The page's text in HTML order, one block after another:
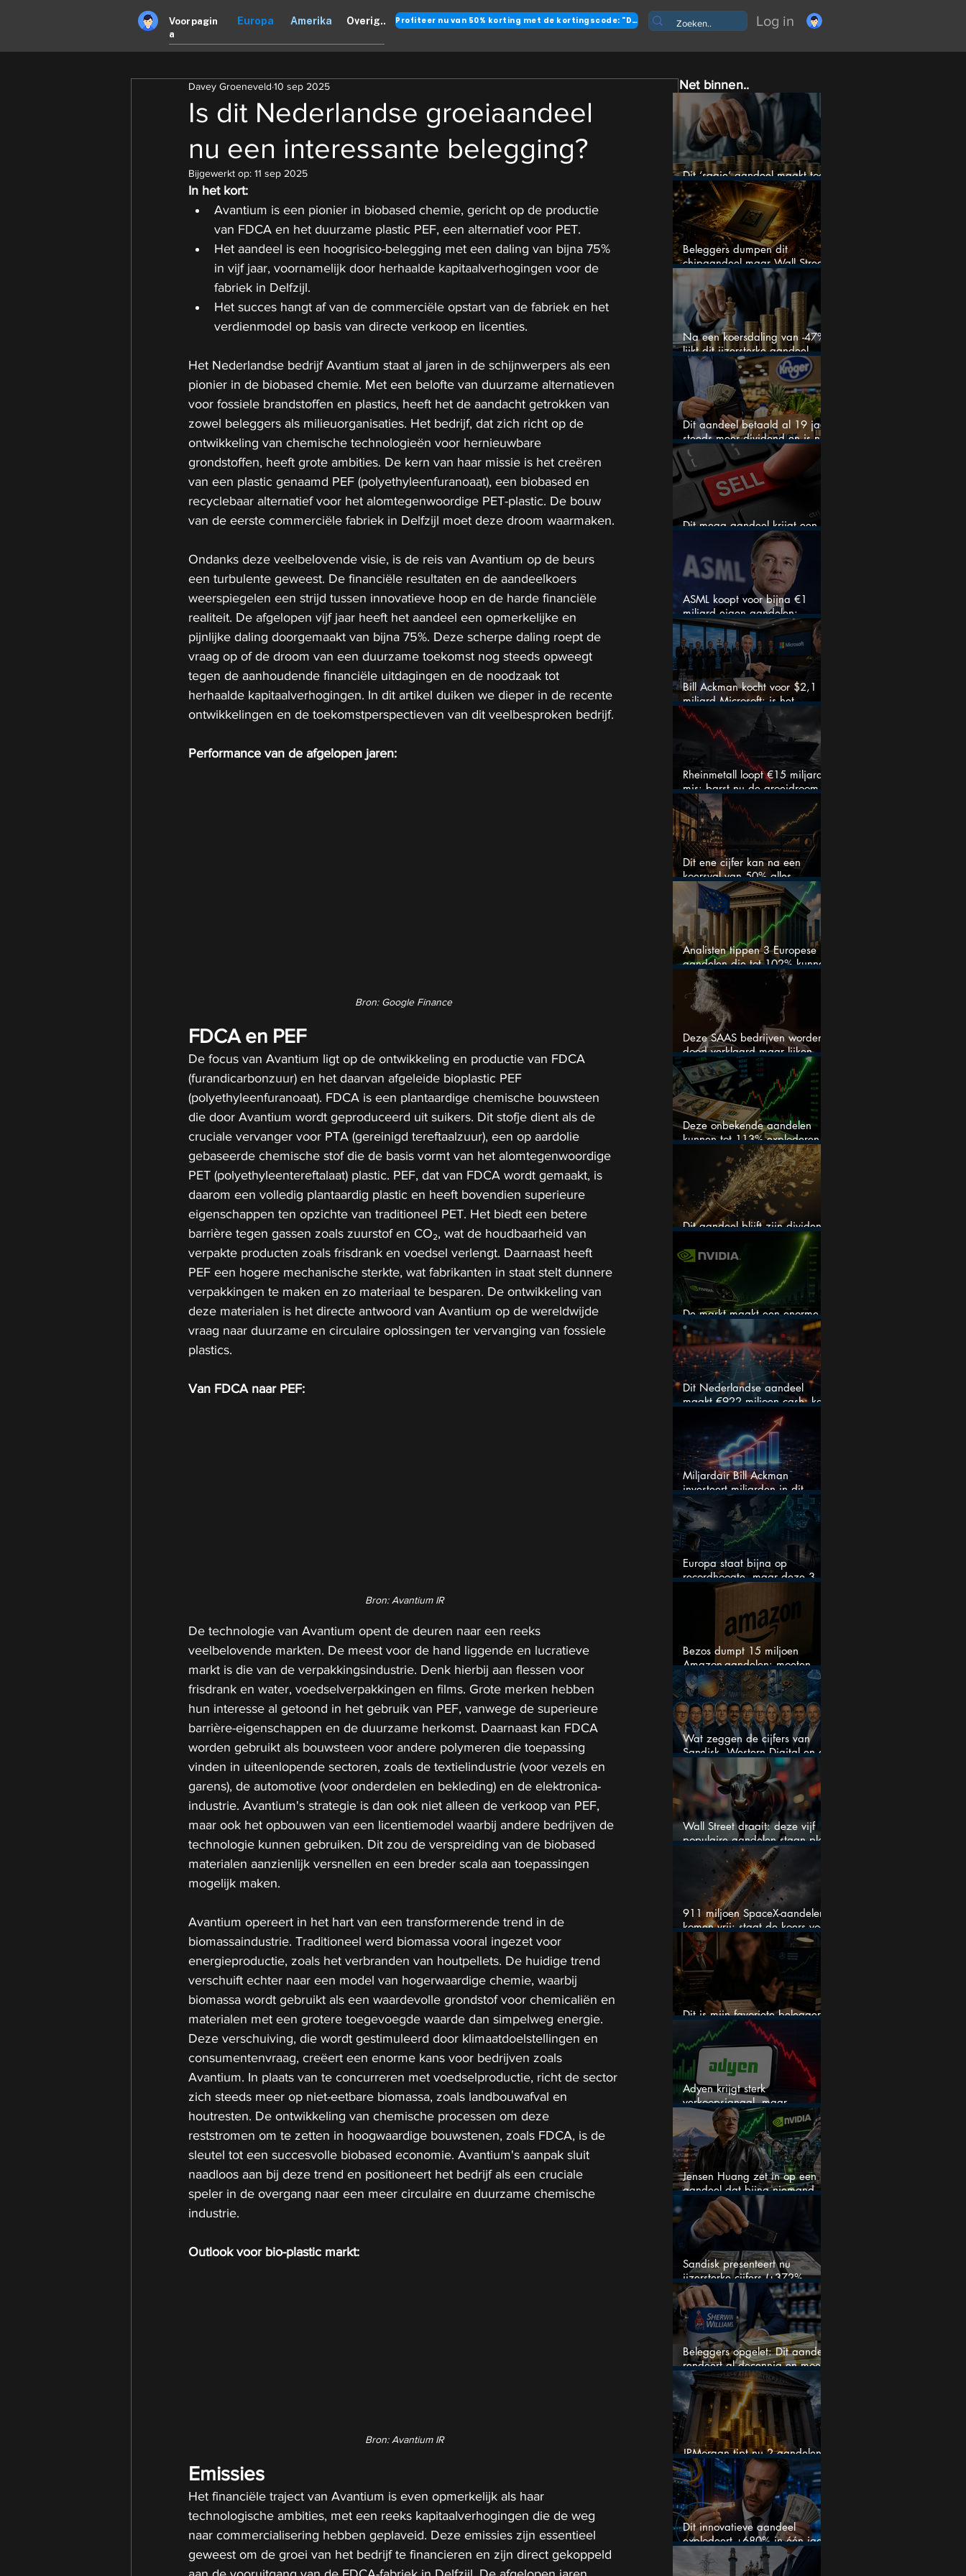
Voorpagin
a
Europa Amerika Overig.. Profiteer nu van 50% korting met de kortingscode: "DANK" Log in
Is dit Nederlandse groeiaandeel
nu een interessante belegging?
Davey Groeneveld 10 sep 2025
Bijgewerkt op: 11 sep 2025
In het kort:
Avantium is een pionier in biobased chemie, gericht op de productie
van FDCA en het duurzame plastic PEF, een alternatief voor PET.
Het aandeel is een hoogrisico-belegging met een daling van bijna 75%
in vijf jaar, voornamelijk door herhaalde kapitaalverhogingen voor de
fabriek in Delfzijl.
Het succes hangt af van de commerciële opstart van de fabriek en het
verdienmodel op basis van directe verkoop en licenties.
Het Nederlandse bedrijf Avantium staat al jaren in de schijnwerpers als een
pionier in de biobased chemie. Met een belofte van duurzame alternatieven
voor fossiele brandstoffen en plastics, heeft het de aandacht getrokken van
zowel beleggers als milieuorganisaties. Het bedrijf, dat zich richt op de
ontwikkeling van chemische technologieën voor hernieuwbare
grondstoffen, heeft grote ambities. De kern van haar missie is het creëren
van een plastic genaamd PEF (polyethyleenfuranoaat), een biobased en
recyclebaar alternatief voor het alomtegenwoordige PET-plastic. De bouw
van de eerste commerciële fabriek in Delfzijl moet deze droom waarmaken.
Ondanks deze veelbelovende visie, is de reis van Avantium op de beurs
een turbulente geweest. De financiële resultaten en de aandeelkoers
weerspiegelen een strijd tussen innovatieve hoop en de harde financiële
realiteit. De afgelopen vijf jaar heeft het aandeel een opmerkelijke en
pijnlijke daling doorgemaakt van bijna 75%. Deze scherpe daling roept de
vraag op of de droom van een duurzame toekomst nog steeds opweegt
tegen de aanhoudende financiële uitdagingen en de noodzaak tot
herhaalde kapitaalverhogingen. In dit artikel duiken we dieper in de recente
ontwikkelingen en de toekomstperspectieven van dit veelbesproken bedrijf.
Performance van de afgelopen jaren:
Bron: Google Finance
FDCA en PEF
De focus van Avantium ligt op de ontwikkeling en productie van FDCA
(furandicarbonzuur) en het daarvan afgeleide bioplastic PEF
(polyethyleenfuranoaat). FDCA is een plantaardige chemische bouwsteen
die door Avantium wordt geproduceerd uit suikers. Dit stofje dient als de
cruciale vervanger voor PTA (gereinigd tereftaalzuur), een op aardolie
gebaseerde chemische stof die de basis vormt van het alomtegenwoordige
PET (polyethyleentereftalaat) plastic. PEF, dat van FDCA wordt gemaakt, is
daarom een volledig plantaardig plastic en heeft bovendien superieure
eigenschappen ten opzichte van traditioneel PET. Het biedt een betere
barrière tegen gassen zoals zuurstof en CO₂, wat de houdbaarheid van
verpakte producten zoals frisdrank en voedsel verlengt. Daarnaast heeft
PEF een hogere mechanische sterkte, wat fabrikanten in staat stelt dunnere
verpakkingen te maken en zo materiaal te besparen. De ontwikkeling van
deze materialen is het directe antwoord van Avantium op de wereldwijde
vraag naar duurzame en circulaire oplossingen ter vervanging van fossiele
plastics.
Van FDCA naar PEF:
Bron: Avantium IR
De technologie van Avantium opent de deuren naar een reeks
veelbelovende markten. De meest voor de hand liggende en lucratieve
markt is die van de verpakkingsindustrie. Denk hierbij aan flessen voor
frisdrank en water, voedselverpakkingen en films. Grote merken hebben
hun interesse al getoond in het gebruik van PEF, vanwege de superieure
barrière-eigenschappen en de duurzame herkomst. Daarnaast kan FDCA
worden gebruikt als bouwsteen voor andere polymeren die toepassing
vinden in uiteenlopende sectoren, zoals de textielindustrie (voor vezels en
garens), de automotive (voor onderdelen en bekleding) en de elektronica-
industrie. Avantium's strategie is dan ook niet alleen de verkoop van PEF,
maar ook het opbouwen van een licentiemodel waarbij andere bedrijven de
technologie kunnen gebruiken. Dit zou de verspreiding van de biobased
materialen aanzienlijk versnellen en een breder scala aan toepassingen
mogelijk maken.
Avantium opereert in het hart van een transformerende trend in de
biomassaindustrie. Traditioneel werd biomassa vooral ingezet voor
energieproductie, zoals het verbranden van houtpellets. De huidige trend
verschuift echter naar een model van hogerwaardige chemie, waarbij
biomassa wordt gebruikt als een waardevolle grondstof voor chemicaliën en
materialen met een grotere toegevoegde waarde dan simpelweg energie.
Deze verschuiving, die wordt gestimuleerd door klimaatdoelstellingen en
consumentenvraag, creëert een enorme kans voor bedrijven zoals
Avantium. In plaats van te concurreren met voedselproductie, richt de sector
zich steeds meer op niet-eetbare biomassa, zoals landbouwafval en
houtresten. De ontwikkeling van chemische processen om deze
reststromen om te zetten in hoogwaardige bouwstenen, zoals FDCA, is de
sleutel tot een succesvolle biobased economie. Avantium's aanpak sluit
naadloos aan bij deze trend en positioneert het bedrijf als een cruciale
speler in de overgang naar een meer circulaire en duurzame chemische
industrie.
Outlook voor bio-plastic markt:
Bron: Avantium IR
Emissies
Het financiële traject van Avantium is even opmerkelijk als haar
technologische ambities, met een reeks kapitaalverhogingen die de weg
naar commercialisering hebben geplaveid. Deze emissies zijn essentieel
geweest om de groei van het bedrijf te financieren en zijn direct gekoppeld
Net binnen..
Dit ‘saaie’ aandeel maakt toch
bizar veel winst
Beleggers dumpen dit
chipaandeel maar Wall Street
ziet een zeldzame koopkans
Na een koersdaling van -47%
lijkt dit ijzersterke aandeel
aantrekkelijker dan ooit
Dit aandeel betaald al 19 jaar
steeds meer dividend en is nu
goedkoop
Dit mega aandeel krijgt een
zeldzaam verkoopadvies
ASML koopt voor bijna €1
miljard eigen aandelen:
slimme zet of dure timing?
Bill Ackman kocht voor $2,1
miljard Microsoft: is het
aandeel na de koerssprong
nog aantrekkelijk?
Rheinmetall loopt €15 miljard
mis: barst nu de groeidroom
van het defensiebedrijf?
Dit ene cijfer kan na een
koersval van 50% alles
veranderen
Analisten tippen 3 Europese
aandelen die tot 102% kunnen
stijgen
Deze SAAS bedrijven worden
dood verklaard maar lijken
springlevend
Deze onbekende aandelen
kunnen tot 113% exploderen
(één springt eruit)
Dit aandeel blijft zijn dividend
verhogen, wat er ook gebeurt
De markt maakt een enorme
fout bij Nvidia
Dit Nederlandse aandeel
maakt €922 miljoen cash: kan
dit dividendaandeel blijven
Miljardair Bill Ackman
investeert miljarden in dit
techaandeel
Europa staat bijna op
recordhoogte, maar deze 3
sectoren vallen nu op
Bezos dumpt 15 miljoen
Amazon-aandelen: moeten
beleggers zich zorgen maken?
Wat zeggen de cijfers van
Sandisk, Western Digital en de
AI-Infrastructuur aandelen mij
werkelijk
Wall Street draait: deze vijf
populaire aandelen staan plots
onder spanning
911 miljoen SpaceX-aandelen
komen vrij: staat de koers voor
een nieuwe crash?
Dit is mijn favoriete belegger…
en het is niet Warren Buffett
Adyen krijgt sterk
verkoopsignaal, maar
analisten zien juist een
koopkans
Jensen Huang zet in op een
aandeel dat bijna niemand
Sandisk presenteert nu
ijzersterke cijfers (+372%
omzetgroei), toch zakt het
aandeel weg
Beleggers opgelet: Dit aandeel
rendeert al decennia en moet
op je watchlist staan!
JPMorgan tipt nu 2 aandelen
voor augustus
Dit innovatieve aandeel
explodeert +680% in één jaar
en blijft maar stijgen